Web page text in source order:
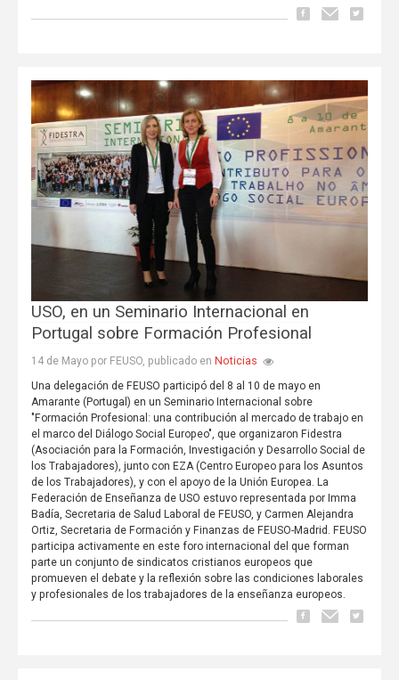
USO, en un Seminario Internacional en
Portugal sobre Formación Profesional
14 de Mayo por FEUSO, publicado en Noticias
Una delegación de FEUSO participó del 8 al 10 de mayo en
Amarante (Portugal) en un Seminario Internacional sobre
"Formación Profesional: una contribución al mercado de trabajo en
el marco del Diálogo Social Europeo", que organizaron Fidestra
(Asociación para la Formación, Investigación y Desarrollo Social de
los Trabajadores), junto con EZA (Centro Europeo para los Asuntos
de los Trabajadores), y con el apoyo de la Unión Europea. La
Federación de Enseñanza de USO estuvo representada por Imma
Badía, Secretaria de Salud Laboral de FEUSO, y Carmen Alejandra
Ortiz, Secretaria de Formación y Finanzas de FEUSO-Madrid. FEUSO
participa activamente en este foro internacional del que forman
parte un conjunto de sindicatos cristianos europeos que
promueven el debate y la reflexión sobre las condiciones laborales
y profesionales de los trabajadores de la enseñanza europeos.